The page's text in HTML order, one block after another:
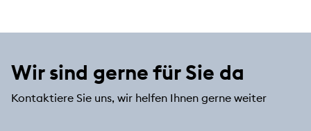
Wir sind gerne für Sie da
Kontaktiere Sie uns, wir helfen Ihnen gerne weiter